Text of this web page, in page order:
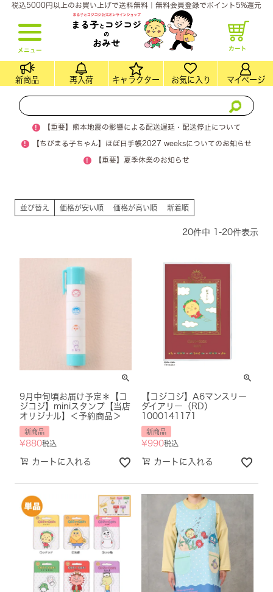
税込5000円以上のお買い上げで送料無料｜無料会員登録でポイント5%還元
メニュー カート
新商品 再入荷 キャラクター お気に入り マイページ
! 【重要】熊本地震の影響による配送遅延・配送停止について
! 【ちびまる子ちゃん】ほぼ日手帳2027 weeksについてのお知らせ
! 【重要】夏季休業のお知らせ
並び替え 価格が安い順 価格が高い順 新着順
20件中 -20件表示
9月中旬頃お届け予定＊【コ
ジコジ】miniスタンプ【当店
オリジナル】＜予約商品＞
新商品
¥880税込
カートに入れる
【コジコジ】A6マンスリー
ダイアリー（RD）
1000141171
新商品
¥990税込
カートに入れる